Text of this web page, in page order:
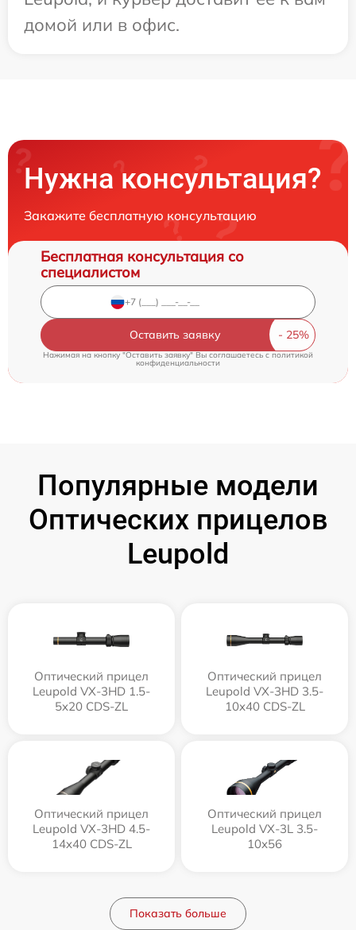
домой или в офис.
Нужна консультация?
Закажите бесплатную консультацию
Бесплатная консультация со
специалистом
Оставить заявку
Нажимая на кнопку "Оставить заявку" Вы соглашаетесь cполитикой
конфиденциальности
Популярные модели
Оптических прицелов
Leupold
Оптический прицел
Leupold VX-3HD 1.5-
5x20 CDS-ZL
Оптический прицел
Leupold VX-3HD 3.5-
10x40 CDS-ZL
Оптический прицел
Leupold VX-3HD 4.5-
14x40 CDS-ZL
Оптический прицел
Leupold VX-3L 3.5-
10x56
Показать больше